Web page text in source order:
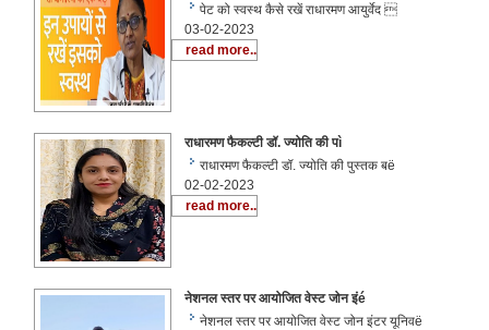
पेट को स्वस्थ कैसे रखें राधारमण आयुर्वेद 
03-02-2023
read more..
राधारमण फैकल्‍टी डॉ. ज्‍योति की पì
राधारमण फैकल्‍टी डॉ. ज्‍योति की पुस्‍तक बë
02-02-2023
read more..
नेशनल स्तर पर आयोजित वेस्ट जोन इंé
नेशनल स्तर पर आयोजित वेस्ट जोन इंटर यूनिवë